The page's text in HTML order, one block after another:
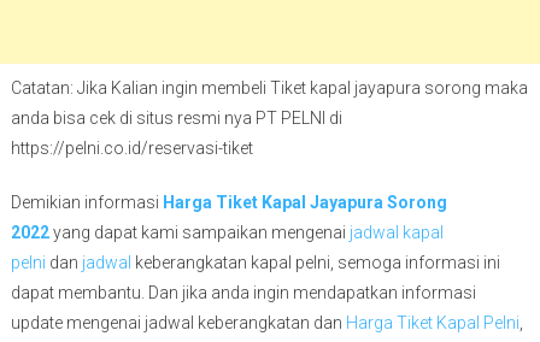
Catatan: Jika Kalian ingin membeli Tiket kapal jayapura sorong maka
anda bisa cek di situs resmi nya PT PELNI di
https://pelni.co.id/reservasi-tiket
Demikian informasi Harga Tiket Kapal Jayapura Sorong
2022yang dapat kami sampaikan mengenai jadwal kapal
pelni dan jadwal keberangkatan kapal pelni, semoga informasi ini
dapat membantu. Dan jika anda ingin mendapatkan informasi
update mengenai jadwal keberangkatan dan Harga Tiket Kapal Pelni